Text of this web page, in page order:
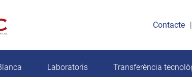
Contacte
Laboratoris Transferència